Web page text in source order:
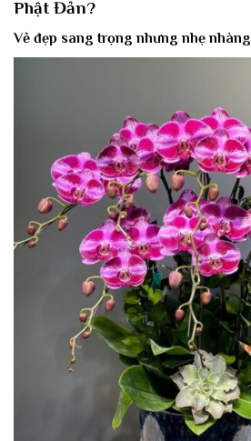
Phật Đản?
Vẻ đẹp sang trọng nhưng nhẹ nhàng